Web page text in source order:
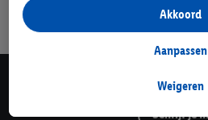
Jouw voordelen bij ons als Lidl
Gratis retourneren Veilig
Lidl
Schrijf je in
opslaan van voorkeursinstellingen, het
analyseren van statistieken of voor
gepersonaliseerde reclame binnen
gegevens over jouw aankoopgedrag
Weigeren
Aanpassen
Akkoord